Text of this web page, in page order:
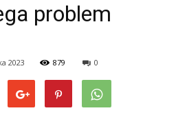
problem
2023 879 0